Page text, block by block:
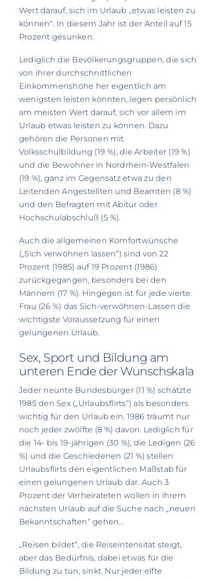
Wert darauf, sich im Urlaub „etwas leisten zu
können“. In diesem Jahr ist der Anteil auf 15
Prozent gesunken.
Lediglich die Bevölkerungsgruppen, die sich
von ihrer durchschnittlichen
Einkommenshöhe her eigentlich am
wenigsten leisten könnten, legen persönlich
am meisten Wert darauf, sich vor allem im
Urlaub etwas leisten zu können. Dazu
gehören die Personen mit
Volksschulbildung (19 %), die Arbeiter (19 %)
und die Bewohner in Nordrhein-Westfalen
(19 %), ganz im Gegensatz etwa zu den
Leitenden Angestellten und Beamten (8 %)
und den Befragten mit Abitur oder
Hochschulabschluß (5 %).
Auch die allgemeinen Komfortwünsche
(„Sich verwöhnen lassen“) sind von 22
Prozent (1985) auf 19 Prozent (1986)
zurückgegangen, besonders bei den
Männern (17 %). Hingegen ist für jede vierte
Frau (26 %) das Sich-verwöhnen-Lassen die
wichtigste Voraussetzung für einen
gelungenen Urlaub.
Sex, Sport und Bildung am
unteren Ende der Wunschskala
Jeder neunte Bundesbürger (11 %) schätzte
1985 den Sex („Urlaubsflirts“) als besonders
wichtig für den Urlaub ein. 1986 träumt nur
noch jeder zwölfte (8 %) davon. Lediglich für
die 14- bis 19-jährigen (30 %), die Ledigen (26
%) und die Geschiedenen (21 %) stellen
Urlaubsflirts den eigentlichen Maßstab für
einen gelungenen Urlaub dar. Auch 3
Prozent der Verheirateten wollen in ihrem
nächsten Urlaub auf die Suche nach „neuen
Bekanntschaften“ gehen…
„Reisen bildet“, die Reiseintensität steigt,
aber das Bedürfnis, dabei etwas für die
Bildung zu tun, sinkt. Nur jeder elfte